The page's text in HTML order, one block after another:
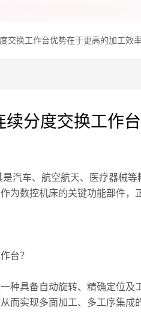
交换工作台优势在于更高的加工效
续分度交换工作
车、航空航天、医疗器械等
作为数控机床的关键功能部件，
台？
具备自动旋转、精确定位及
而实现多面加工、多工序集